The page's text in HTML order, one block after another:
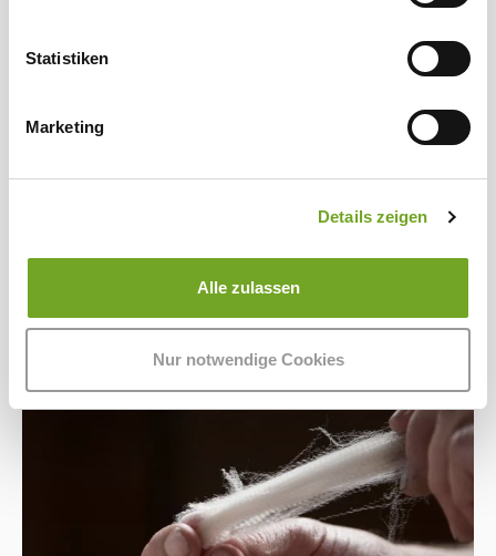
Statistiken
Marketing
Details zeigen
Alle zulassen
Nur notwendige Cookies
20,00 €*